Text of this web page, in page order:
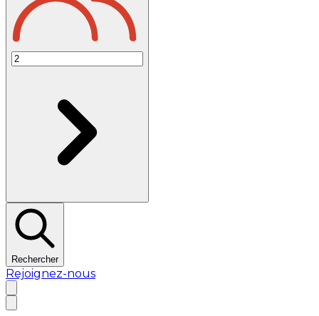
Rechercher
Rejoignez-nous